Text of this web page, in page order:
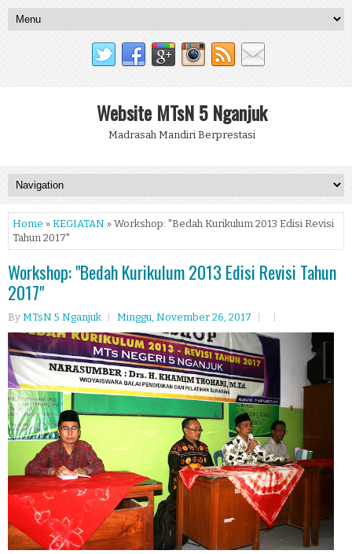
Website MTsN 5 Nganjuk
Madrasah Mandiri Berprestasi
Home » KEGIATAN » Workshop: "Bedah Kurikulum 2013 Edisi Revisi
Tahun 2017"
Workshop: "Bedah Kurikulum 2013 Edisi Revisi Tahun
2017"
By MTsN 5 Nganjuk Minggu, November 26, 2017